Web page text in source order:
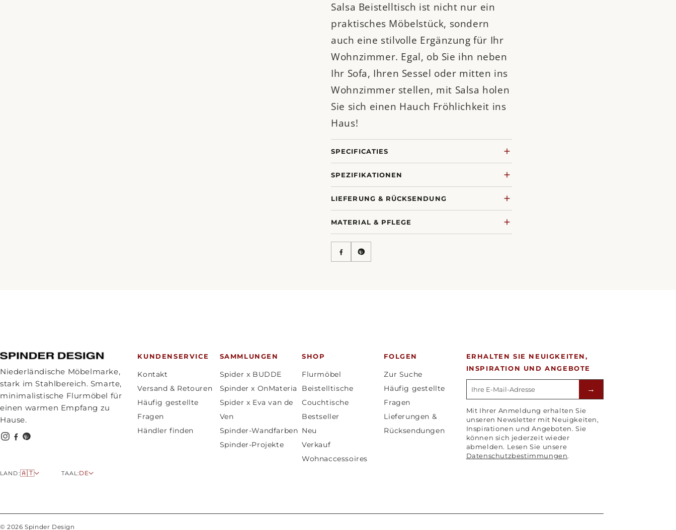
Salsa Beistelltisch ist nicht nur ein
praktisches Möbelstück, sondern
auch eine stilvolle Ergänzung für Ihr
Wohnzimmer. Egal, ob Sie ihn neben
Ihr Sofa, Ihren Sessel oder mitten ins
Wohnzimmer stellen, mit Salsa holen
Sie sich einen Hauch Fröhlichkeit ins
Haus!
SPECIFICATIES
SPEZIFIKATIONEN
LIEFERUNG & RÜCKSENDUNG
MATERIAL & PFLEGE
Niederländische Möbelmarke,
stark im Stahlbereich. Smarte,
minimalistische Flurmöbel für
einen warmen Empfang zu
Hause.
LAND:
L
a
d
🇦🇹 TAAL:
a
DE
KUNDENSERVICE
Kontakt
Versand & Retouren
Häufig gestellte
Fragen
Händler finden
SAMMLUNGEN
Spider x BUDDE
Spinder x OnMateria
Spider x Eva van de
Ven
Spinder-Wandfarben
Spinder-Projekte
SHOP
Flurmöbel
Beistelltische
Couchtische
Bestseller
Neu
Verkauf
Wohnaccessoires
FOLGEN
Zur Suche
Häufig gestellte
Fragen
Lieferungen &
Rücksendungen
ERHALTEN SIE NEUIGKEITEN,
INSPIRATION UND ANGEBOTE
E-mailadres →
Mit Ihrer Anmeldung erhalten Sie
unseren Newsletter mit Neuigkeiten,
Inspirationen und Angeboten. Sie
können sich jederzeit wieder
abmelden. Lesen Sie unsere
Datenschutzbestimmungen.
© 2026 Spinder Design